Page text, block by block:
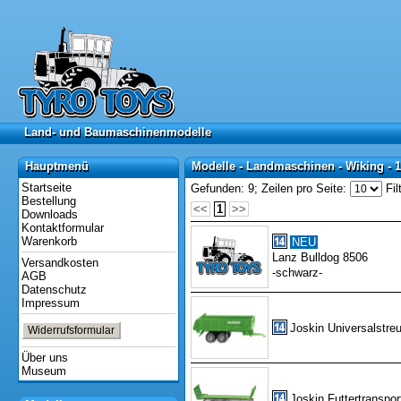
Land- und Baumaschinenmodelle
Land- und Baumaschinenmodelle
Hauptmenü
Hauptmenü
Startseite
Bestellung
Downloads
Kontaktformular
Warenkorb
Versandkosten
AGB
Datenschutz
Impressum
Widerrufsformular
Über uns
Museum
Modelle - Landmaschinen - Wiking -
Modelle - Landmaschinen - Wiking -
Gefunden: 9; Zeilen pro Seite:
<<
1 >>
NEU
Lanz Bulldog 8506
-schwarz-
Joskin